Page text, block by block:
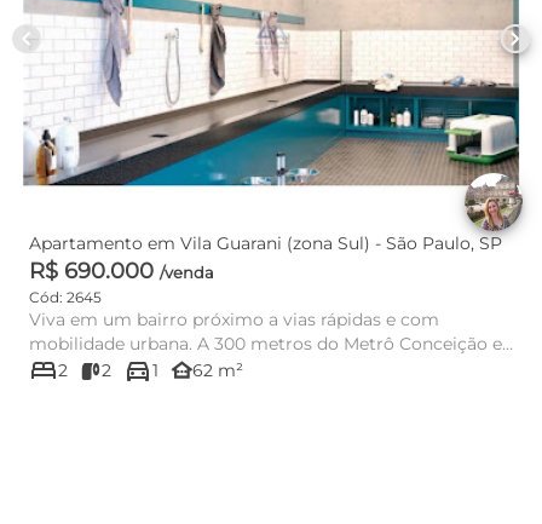
chevron_left chevron_right
Apartamento em Vila Guarani (zona Sul) - São Paulo, SP
R$ 690.000 /venda
Cód: 2645
Viva em um bairro próximo a vias rápidas e com
mobilidade urbana. A 300 metros do Metrô Conceição e
lazer da região....
bed2 2 directions_car1 other_houses62 m²